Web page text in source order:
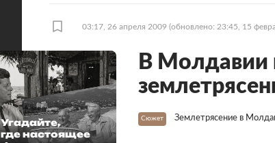
03:17, 26 апреля 2009 (обновлено: 23:45, 15
В Молдавии
Сюжет Землетрясение в
Угадайте,
где настоящее